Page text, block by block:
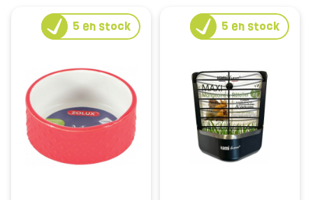
5 en stock 5 en stock